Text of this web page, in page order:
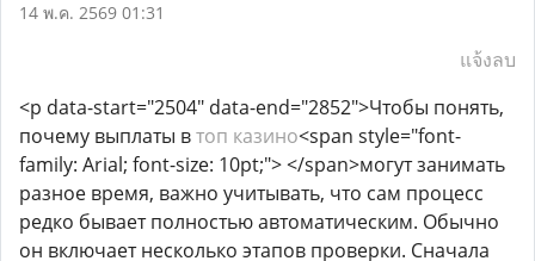
14 พ.ค. 2569 01:31
แจ้งลบ
<p data-start="2504" data-end="2852">Чтобы понять,
почему выплаты втоп казино<span style="font-
family: Arial; font-size: 10pt;"> </span>могут занимать
разное время, важно учитывать, что сам процесс
редко бывает полностью автоматическим. Обычно
он включает несколько этапов проверки. Сначала